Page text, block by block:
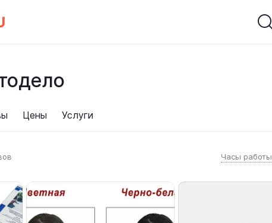
Цены Услуги
Часы работы